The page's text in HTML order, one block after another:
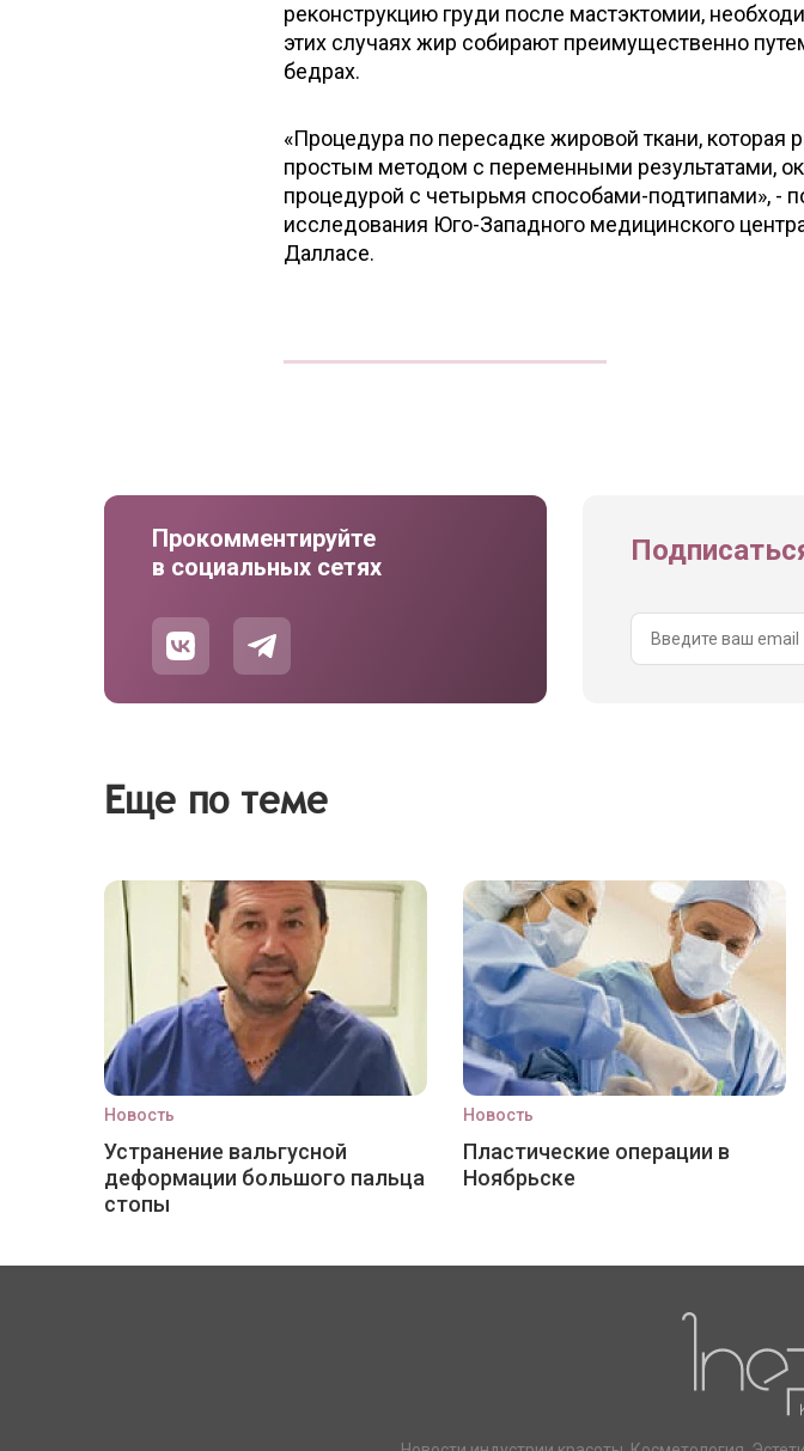
реконструкцию груди после мастэктомии,
этих случаях жир собирают преимущественно
бедрах.
«Процедура по пересадке жировой ткани, которая
простым методом с переменными результатами,
процедурой с четырьмя способами-подтипами», -
исследования Юго-Западного медицинского
Далласе.
Прокомментируйте
в социальных сетях
Еще по теме
Новость
Устранение вальгусной
деформации большого пальца
стопы
Новость
Пластические операции в
Ноябрьске